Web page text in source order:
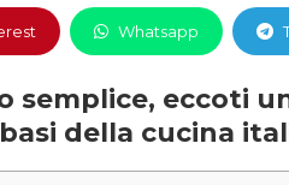
Whatsapp
semplice, eccoti
della cucina